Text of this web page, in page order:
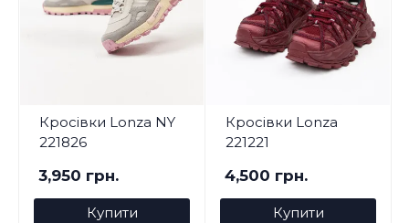
Кросівки Lonza NY
221826
3,950 грн.
Купити
Кросівки Lonza
221221
4,500 грн.
Купити